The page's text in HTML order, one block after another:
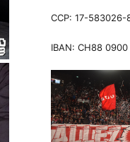
CCP: 17-583026-
IBAN: CH88